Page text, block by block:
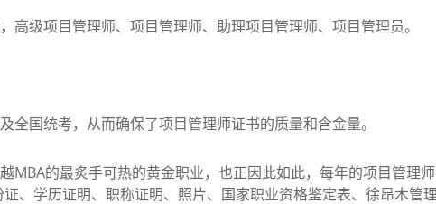
级项目管理师、项目管理师、助理项目管理师、项目管理员。
国统考，从而确保了项目管理师证书的质量和含金量。
的最炙手可热的黄金职业，也正因此如此，每年的项目管理
、学历证明、职称证明、照片、国家职业资格鉴定表、徐昂木管